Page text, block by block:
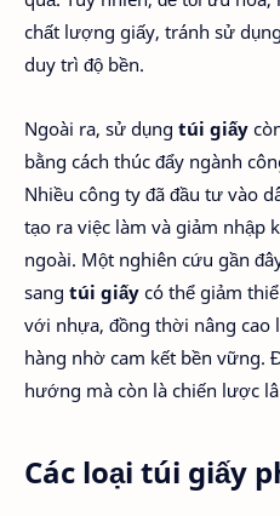
chất lượng giấy, tránh sử
duy trì độ bền.
Ngoài ra, sử dụng túi giấy
bằng cách thúc đẩy ngành
Nhiều công ty đã đầu tư vào
tạo ra việc làm và giảm nhập
ngoài. Một nghiên cứu gần
sang túi giấy có thể giảm
với nhựa, đồng thời nâng cao
hàng nhờ cam kết bền vững.
hướng mà còn là chiến lược
Các loại túi giấy